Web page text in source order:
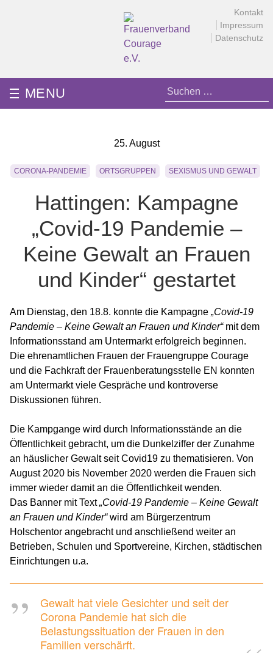
Kontakt
Impressum
Datenschutz
Überparteilich und international, solidarisch und demokratisch.
MENU
Suchen
nach:
25. August
CORONA-PANDEMIE ORTSGRUPPEN SEXISMUS UND GEWALT
Hattingen: Kampagne
„Covid-19 Pandemie –
Keine Gewalt an Frauen
und Kinder“ gestartet
Am Dienstag, den 18.8. konnte die Kampagne „Covid-19
Pandemie – Keine Gewalt an Frauen und Kinder“mit dem
Informationsstand am Untermarkt erfolgreich beginnen.
Die ehrenamtlichen Frauen der Frauengruppe Courage
und die Fachkraft der Frauenberatungsstelle EN konnten
am Untermarkt viele Gespräche und kontroverse
Diskussionen führen.
Die Kampgange wird durch Informationsstände an die
Öffentlichkeit gebracht, um die Dunkelziffer der Zunahme
an häuslicher Gewalt seit Covid19 zu thematisieren. Von
August 2020 bis November 2020 werden die Frauen sich
immer wieder damit an die Öffentlichkeit wenden.
Das Banner mit Text„Covid-19 Pandemie – Keine Gewalt
an Frauen und Kinder“wird am Bürgerzentrum
Holschentor angebracht und anschließend weiter an
Betrieben, Schulen und Sportvereine, Kirchen, städtischen
Einrichtungen u.a.
Gewalt hat viele Gesichter und seit der
Corona Pandemie hat sich die
Belastungssituation der Frauen in den
Familien verschärft.